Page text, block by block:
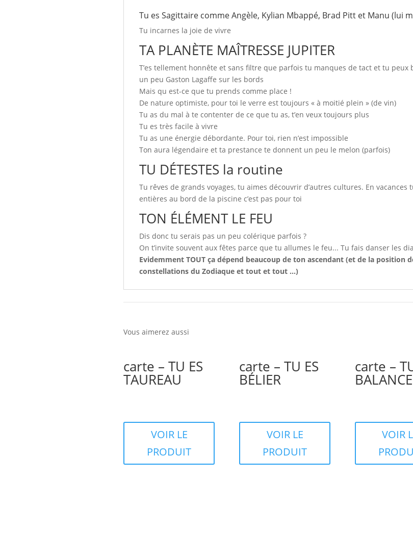
Tu es Sagittaire comme Angèle, Kylian Mbappé, Brad Pitt et Manu (lui
Tu incarnes la joie de vivre
TA PLANÈTE MAÎTRESSE JUPITER
T’es tellement honnête et sans filtre que parfois tu manques de tact et tu peux
un peu Gaston Lagaffe sur les bords
Mais qu est-ce que tu prends comme place !
De nature optimiste, pour toi le verre est toujours « à moitié plein » (de vin)
Tu as du mal à te contenter de ce que tu as, t’en veux toujours plus
Tu es très facile à vivre
Tu as une énergie débordante. Pour toi, rien n’est impossible
Ton aura légendaire et ta prestance te donnent un peu le melon (parfois)
TU DÉTESTES la routine
Tu rêves de grands voyages, tu aimes découvrir d’autres cultures. En
entières au bord de la piscine c’est pas pour toi
TON ÉLÉMENT LE FEU
Dis donc tu serais pas un peu colérique parfois ?
On t’invite souvent aux fêtes parce que tu allumes le feu... Tu fais danser les
Evidemment TOUT ça dépend beaucoup de ton ascendant (et de la position
constellations du Zodiaque et tout et tout ...)
Vous aimerez aussi
carte – TU ES
TAUREAU
VOIR LE
PRODUIT
carte – TU ES
BÉLIER
VOIR LE
PRODUIT
carte –
BALANCE
VOIR